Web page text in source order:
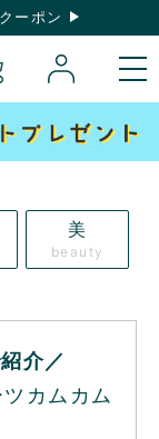
ーポン
美
beauty
介／
カムカム